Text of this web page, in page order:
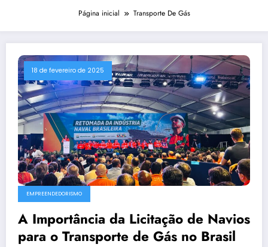
Página inicial Transporte De Gás
18 de fevereiro de 2025
EMPREENDEDORISMO
A Importância da Licitação de Navios
para o Transporte de Gás no Brasil